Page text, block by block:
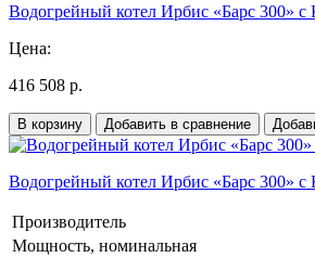
Водогрейный котел Ирбис «Барс 300»
Цена:
416 508 р.
В корзину Добавить в сравнение
Водогрейный котел Ирбис «Барс 300»
Производитель
Мощность, номинальная